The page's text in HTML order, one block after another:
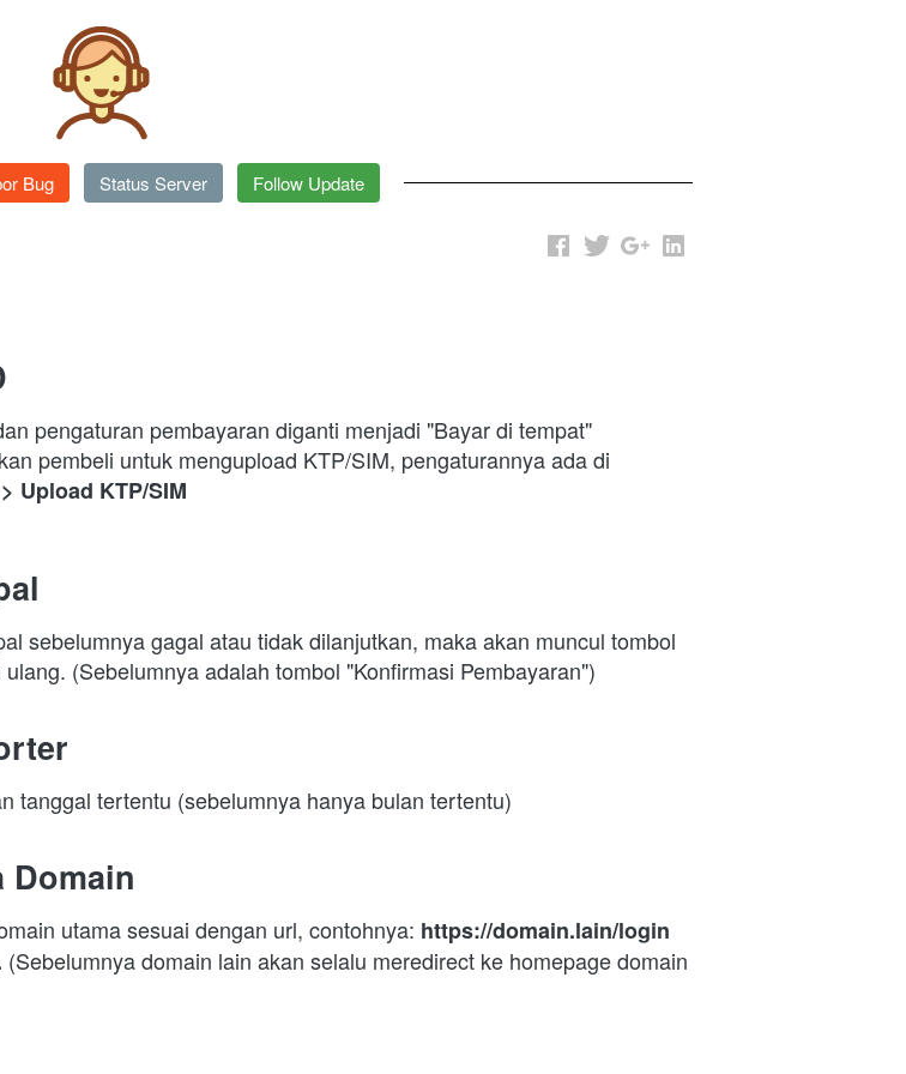
Bug `Status Server `Follow Update
pengaturan pembayaran diganti menjadi "Bayar di tempat"
Upload KTP/SIM
sebelumnya gagal atau tidak dilanjutkan, maka akan muncul tombol
(Sebelumnya adalah tombol "Konfirmasi Pembayaran")
tanggal tertentu (sebelumnya hanya bulan tertentu)
Domain
utama sesuai dengan url, contohnya:
(Sebelumnya domain lain akan selalu meredirect ke homepage domain